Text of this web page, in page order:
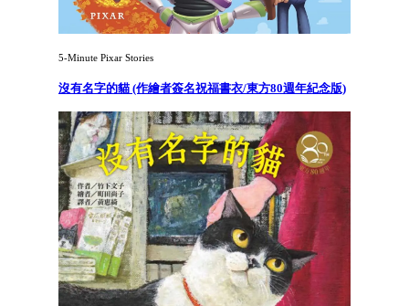
5-Minute Pixar Stories
沒有名字的貓 (作繪者簽名祝福書衣/東方80週年紀念版)